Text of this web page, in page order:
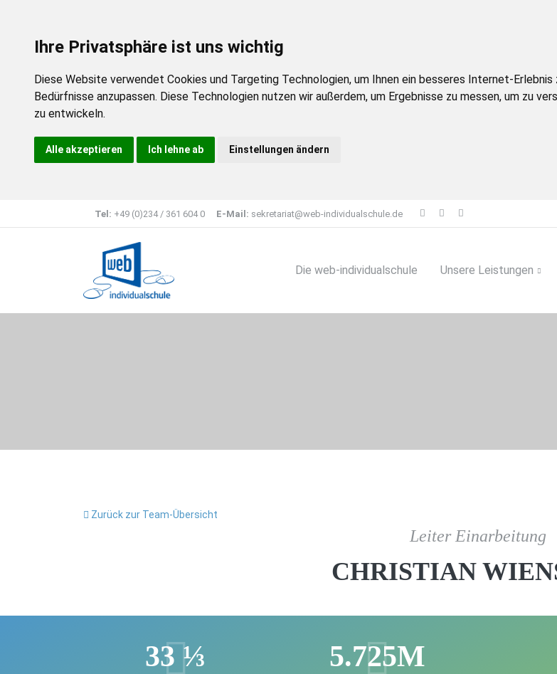
Ihre Privatsphäre ist uns wichtig
Diese Website verwendet Cookies und Targeting Technologien, um Ihnen ein besseres Internet-Erlebnis
Bedürfnisse anzupassen. Diese Technologien nutzen wir außerdem, um Ergebnisse zu messen, um zu
zu entwickeln.
Alle akzeptieren Ich lehne ab Einstellungen ändern
Tel: +49 (0)234 / 361 604 0 E-Mail: sekretariat@web-individualschule.de
Die web-individualschule Unsere Leistungen
Zurück zur Team-Übersicht
Leiter Einarbeitung
CHRISTIAN
33 ⅓ 5.725M